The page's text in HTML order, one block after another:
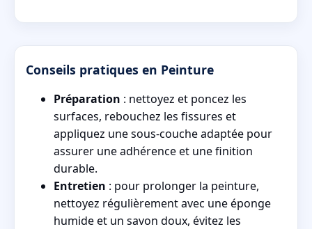
Conseils pratiques en Peinture
Préparation : nettoyez et poncez les
surfaces, rebouchez les fissures et
appliquez une sous-couche adaptée pour
assurer une adhérence et une finition
durable.
Entretien : pour prolonger la peinture,
nettoyez régulièrement avec une éponge
humide et un savon doux, évitez les